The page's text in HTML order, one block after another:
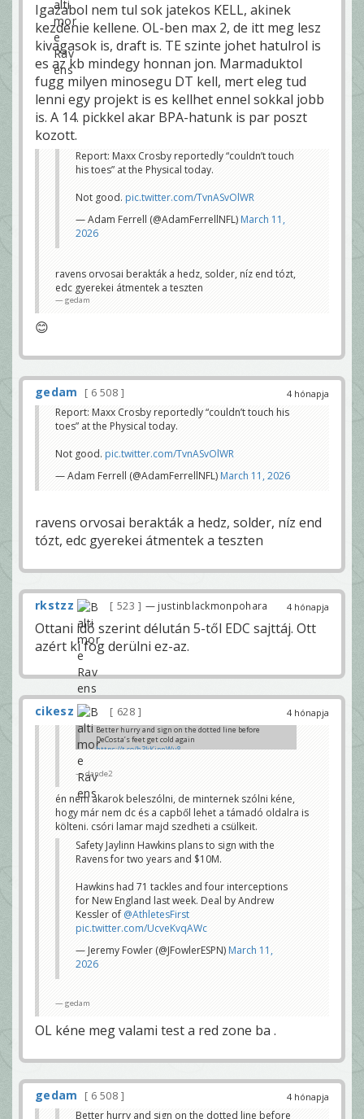
Igazabol nem tul sok jatekos KELL, akinek
kezdenie kellene. OL-ben max 2, de itt meg lesz
kivagasok is, draft is. TE szinte johet hatulrol is
es az kb mindegy honnan jon. Marmaduktol
fugg milyen minosegu DT kell, mert eleg tud
lenni egy projekt is es kellhet ennel sokkal jobb
is. A 14. pickkel akar BPA-hatunk is par poszt
kozott.
Report: Maxx Crosby reportedly “couldn’t touch
his toes” at the Physical today.
Not good. pic.twitter.com/TvnASvOlWR
— Adam Ferrell (@AdamFerrellNFL)March 11,
2026
ravens orvosai berakták a hedz, solder, níz end tózt,
edc gyerekei átmentek a teszten
gedam
😊
4 hónapja
gedam
6 508
Report: Maxx Crosby reportedly “couldn’t touch his
toes” at the Physical today.
Not good. pic.twitter.com/TvnASvOlWR
— Adam Ferrell (@AdamFerrellNFL)March 11, 2026
ravens orvosai berakták a hedz, solder, níz end
tózt, edc gyerekei átmentek a teszten
4 hónapja
rkstzz 523 — justinblackmonpohara
Ottani idő szerint délután 5-től EDC sajttáj. Ott
azért ki fog derülni ez-az.
4 hónapja
cikesz 628
Better hurry and sign on the dotted line before
DeCosta’s feet get cold again
https://t.co/h3kKipnWu8
dande2
én nem akarok beleszólni, de minternek szólni kéne,
hogy már nem dc és a capből lehet a támadó oldalra is
költeni. csóri lamar majd szedheti a csülkeit.
Safety Jaylinn Hawkins plans to sign with the
Ravens for two years and $10M.
Hawkins had 71 tackles and four interceptions
for New England last week. Deal by Andrew
Kessler of@AthletesFirst
pic.twitter.com/UcveKvqAWc
— Jeremy Fowler (@JFowlerESPN)March 11,
2026
gedam
OL kéne meg valami test a red zone ba .
4 hónapja
gedam
6 508
Better hurry and sign on the dotted line before